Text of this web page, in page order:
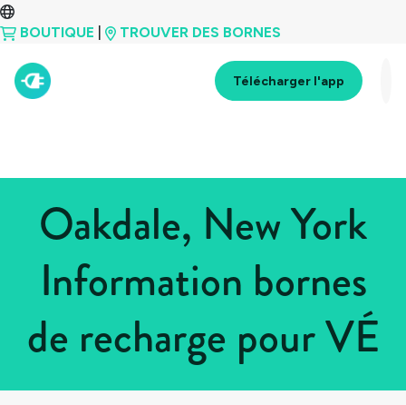
BOUTIQUE TROUVER DES BORNES
Télécharger l'app
Oakdale, New York
Information bornes
de recharge pour VÉ
États-Unis > New York